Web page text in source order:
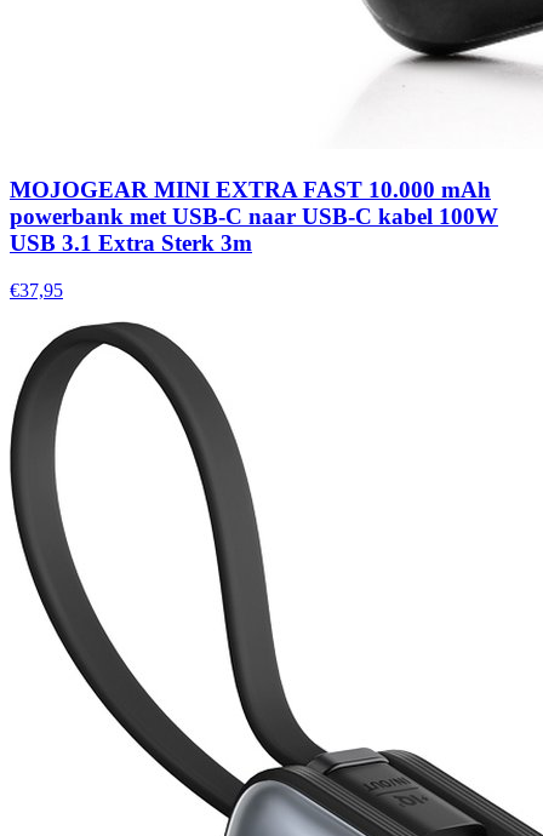
MOJOGEAR MINI EXTRA FAST 10.000 mAh
powerbank met USB-C naar USB-C kabel 100W
USB 3.1 Extra Sterk 3m
€37,95